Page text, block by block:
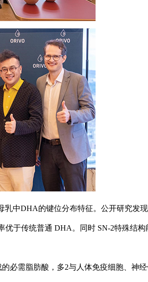
中DHA的键位分布特征。公开研究发
于传统普通 DHA。同时 SN-2特殊结
需脂肪酸，多2与人体免疫细胞、神经